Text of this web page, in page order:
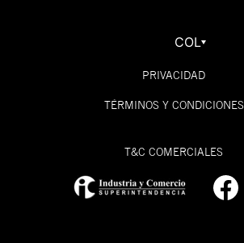
COL
PRIVACIDAD
TÉRMINOS Y CONDICIONES
T&C COMERCIALES